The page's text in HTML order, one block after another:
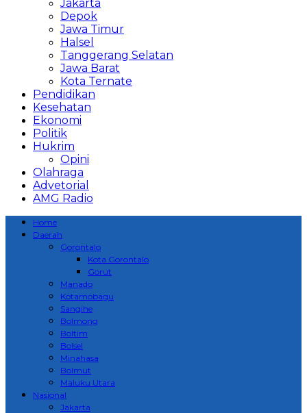
Jakarta
Depok
Jawa Timur
Halsel
Tanggerang Selatan
Jawa Barat
Kota Ternate
Pendidikan
Kesehatan
Ekonomi
Politik
Hukrim
Opini
Olahraga
Advetorial
AMG Radio
Home
Daerah
Gorontalo
Kota Gorontalo
Gorut
Manado
Kotamobagu
Sangihe
Bolmong
Boltim
Bolsel
Minahasa
Bolmut
Maluku Utara
Nasional
Jakarta